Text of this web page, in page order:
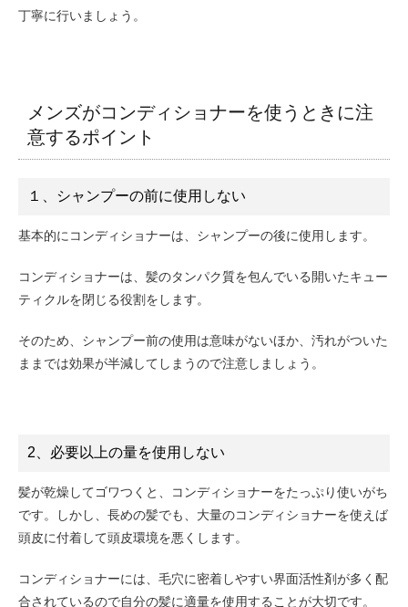
丁寧に行いましょう。
メンズがコンディショナーを使うときに注
意するポイント
１、シャンプーの前に使用しない
基本的にコンディショナーは、シャンプーの後に使用します。
コンディショナーは、髪のタンパク質を包んでいる開いたキュー
ティクルを閉じる役割をします。
そのため、シャンプー前の使用は意味がないほか、汚れがついた
ままでは効果が半減してしまうので注意しましょう。
2、必要以上の量を使用しない
髪が乾燥してゴワつくと、コンディショナーをたっぷり使いがち
です。しかし、長めの髪でも、大量のコンディショナーを使えば
頭皮に付着して頭皮環境を悪くします。
コンディショナーには、毛穴に密着しやすい界面活性剤が多く配
合されているので自分の髪に適量を使用することが大切です。